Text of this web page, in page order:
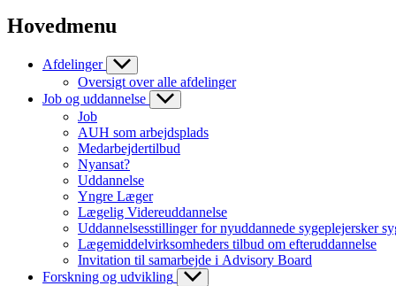
Hovedmenu
Afdelinger
Oversigt over alle afdelinger
Job og uddannelse
Job
AUH som arbejdsplads
Medarbejdertilbud
Nyansat?
Uddannelse
Yngre Læger
Lægelig Videreuddannelse
Uddannelsesstillinger for nyuddannede sygeplejersker
Lægemiddelvirksomheders tilbud om efteruddannelse
Invitation til samarbejde i Advisory Board
Forskning og udvikling